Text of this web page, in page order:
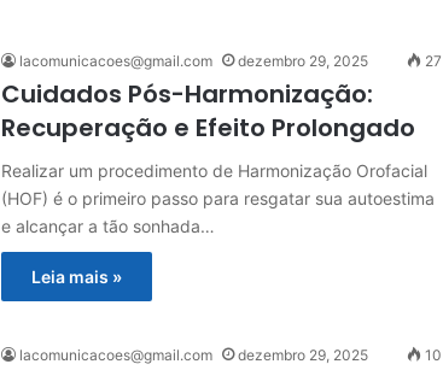
lacomunicacoes@gmail.com dezembro 29, 2025 27
Cuidados Pós-Harmonização:
Recuperação e Efeito Prolongado
Realizar um procedimento de Harmonização Orofacial
(HOF) é o primeiro passo para resgatar sua autoestima
e alcançar a tão sonhada…
Leia mais »
lacomunicacoes@gmail.com dezembro 29, 2025 10